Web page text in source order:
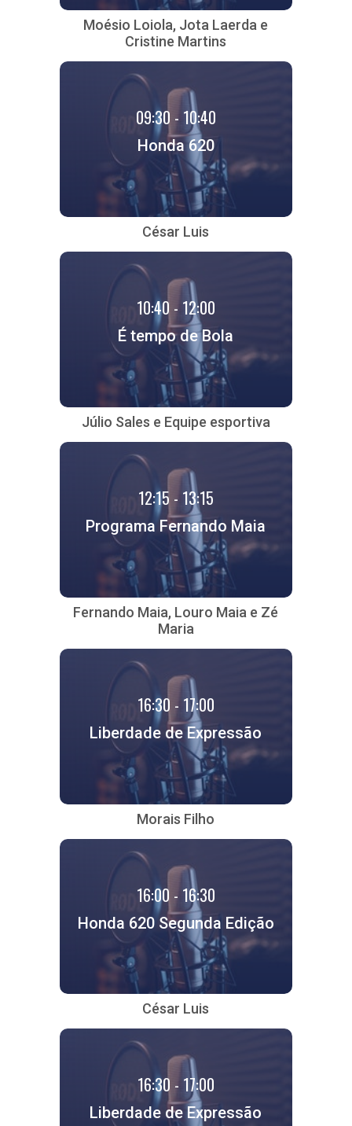
Moésio Loiola, Jota Laerda e
Cristine Martins
09:30 - 10:40
Honda 620
César Luis
10:40 - 12:00
É tempo de Bola
Júlio Sales e Equipe esportiva
12:15 - 13:15
Programa Fernando Maia
Fernando Maia, Louro Maia e Zé
Maria
16:30 - 17:00
Liberdade de Expressão
Morais Filho
16:00 - 16:30
Honda 620 Segunda Edição
César Luis
16:30 - 17:00
Liberdade de Expressão